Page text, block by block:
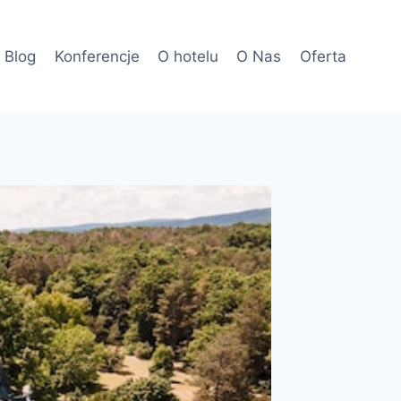
Blog Konferencje O hotelu O Nas Oferta